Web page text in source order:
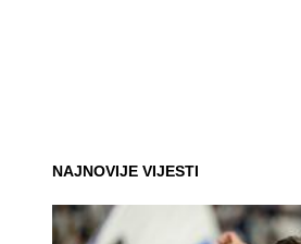
NAJNOVIJE VIJESTI